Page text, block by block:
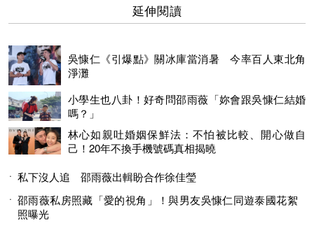
延伸閱讀
吳慷仁《引爆點》關冰庫當消暑 今率百人東北角
淨灘
小學生也八卦！好奇問邵雨薇「妳會跟吳慷仁結婚
嗎？」
林心如親吐婚姻保鮮法：不怕被比較、開心做自
己！20年不換手機號碼真相揭曉
私下沒人追 邵雨薇出輯盼合作徐佳瑩
邵雨薇私房照藏「愛的視角」！與男友吳慷仁同遊泰國花絮
照曝光